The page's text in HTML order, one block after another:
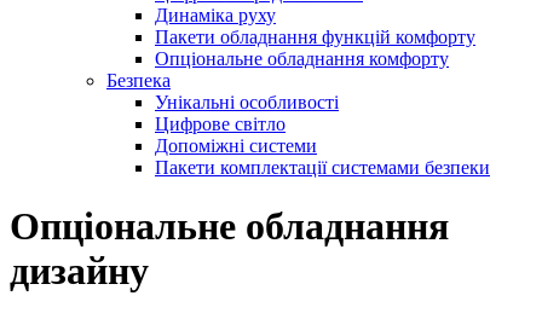
Динаміка руху
Пакети обладнання функцій комфорту
Опціональне обладнання комфорту
Безпека
Унікальні особливості
Цифрове світло
Допоміжні системи
Пакети комплектації системами безпеки
Опціональне обладнання
дизайну